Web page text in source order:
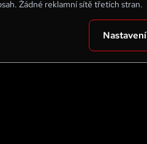
Žádné reklamní sítě třetích stran.
Nastavení